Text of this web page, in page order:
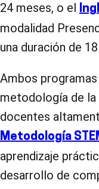
24 meses, o el
modalidad
una duración de
Ambos
metodología de la
docentes
Metodología
aprendizaje
desarrollo de